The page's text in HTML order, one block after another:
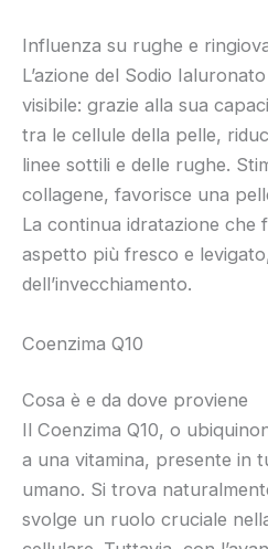
Influenza su rughe e
L’azione del Sodio
visibile: grazie alla sua
tra le cellule della pelle,
linee sottili e delle rughe.
collagene, favorisce una
La continua idratazione che
aspetto più fresco e
dell’invecchiamento.
Coenzima Q10
Cosa è e da dove proviene
Il Coenzima Q10, o
a una vitamina, presente in
umano. Si trova
svolge un ruolo cruciale